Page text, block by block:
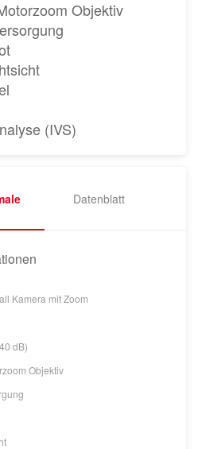
Objektiv
(IVS)
Datenblatt
Kamera mit Zoom
dB)
Objektiv